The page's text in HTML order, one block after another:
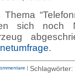
Thema
sich noch
.
|